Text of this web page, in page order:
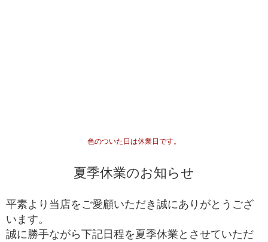
国内でトップクオリティ *1として販売されているライ
きるブレスレット
ルチルクォーツが初めての方や、低価格でも品質の
色のついた日は休業日です。
夏季休業のお知らせ
平素より当店をご愛顧いただき誠にありがとうござ
います。
誠に勝手ながら下記日程を夏季休業とさせていただ